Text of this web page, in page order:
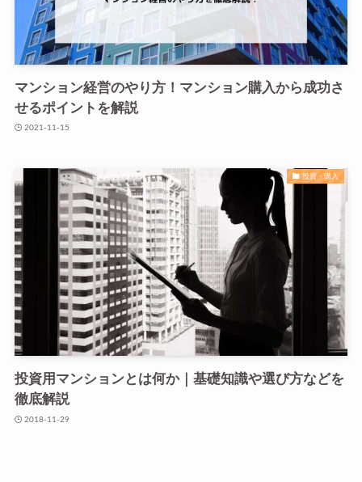
マンション経営のやり方！マンション購入から成功さ
せるポイントを解説
2021-11-15
投資・購入
投資用マンションとは何か｜基礎知識や選び方などを
徹底解説
2018-11-29